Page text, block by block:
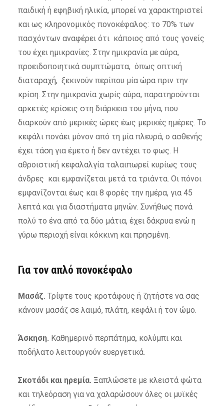
παιδική ή εφηβική ηλικία, μπορεί να χαρακτηριστεί
και ως κληρονομικός πονοκέφαλος: το 70% των
πασχόντων αναφέρει ότι κάποιος από τους γονείς
του έχει ημικρανίες. Στην ημικρανία με αύρα,
προειδοποιητικά συμπτώματα, όπως οπτική
διαταραχή, ξεκινούν περίπου μία ώρα πριν την
κρίση. Στην ημικρανία χωρίς αύρα, παρατηρούνται
αρκετές κρίσεις στη διάρκεια του μήνα, που
διαρκούν από μερικές ώρες έως μερικές ημέρες. Το
κεφάλι πονάει μόνον από τη μία πλευρά, ο ασθενής
έχει τάση για έμετο ή δεν αντέχει το φως. Η
αθροιστική κεφαλαλγία ταλαιπωρεί κυρίως τους
άνδρες και εμφανίζεται μετά τα τριάντα. Οι πόνοι
εμφανίζονται έως και 8 φορές την ημέρα, για 45
λεπτά και για διαστήματα μηνών. Συνήθως πονά
πολύ το ένα από τα δύο μάτια, έχει δάκρυα ενώ η
γύρω περιοχή είναι κόκκινη και πρησμένη.
Για τον απλό πονοκέφαλο
Μασάζ. Τρίψτε τους κροτάφους ή ζητήστε να σας
κάνουν μασάζ σε λαιμό, πλάτη, κεφάλι ή τον ώμο.
Άσκηση. Καθημερινό περπάτημα, κολύμπι και
ποδήλατο λειτουργούν ευεργετικά.
Σκοτάδι και ηρεμία. Ξαπλώσετε με κλειστά φώτα
και τηλεόραση για να χαλαρώσουν όλες οι μυϊκές